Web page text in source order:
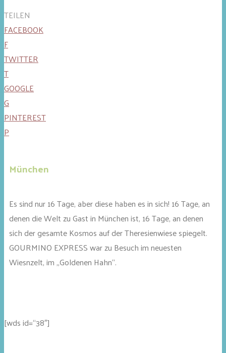
TEILEN
FACEBOOK
F
TWITTER
T
GOOGLE
G
PINTEREST
P
München
Es sind nur 16 Tage, aber diese haben es in sich! 16 Tage, an
denen die Welt zu Gast in München ist, 16 Tage, an denen
sich der gesamte Kosmos auf der Theresienwiese spiegelt.
GOURMINO EXPRESS war zu Besuch im neuesten
Wiesnzelt, im „Goldenen Hahn“.
[wds id=“38″]